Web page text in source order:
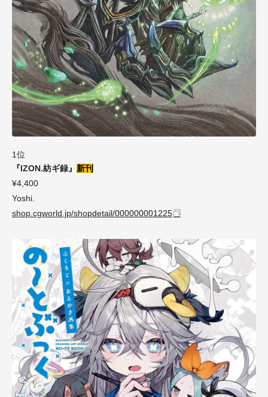
1位
『IZON.紡ギ録』 新刊
¥4,400
Yoshi.
shop.cgworld.jp/shopdetail/000000001225